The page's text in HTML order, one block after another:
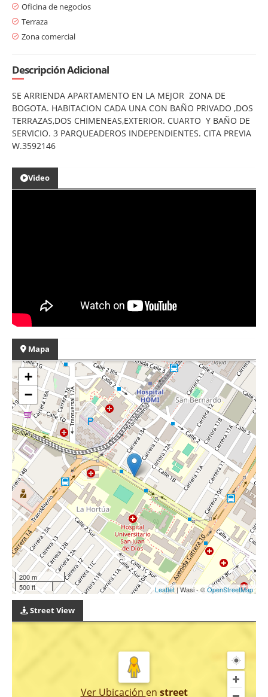
Oficina de negocios
Terraza
Zona comercial
Descripción Adicional
SE ARRIENDA APARTAMENTO EN LA MEJOR ZONA DE
BOGOTA. HABITACION CADA UNA CON BAÑO PRIVADO ,DOS
TERRAZAS,DOS CHIMENEAS,EXTERIOR. CUARTO Y BAÑO DE
SERVICIO. 3 PARQUEADEROS INDEPENDIENTES. CITA PREVIA
W.3592146
Video
Mapa
+
−
200 m
500 ft
Leaflet| Wasi - ©OpenStreetMap
Street View
Ver Ubicación en street